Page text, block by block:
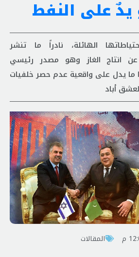
على النفط
الهائلة، نادراً ما تنشر
عن انتاج الغاز وهو مصدر رئيسي
ما يدل على واقعية عدم حصر خلفيات
أباد
م المقالات